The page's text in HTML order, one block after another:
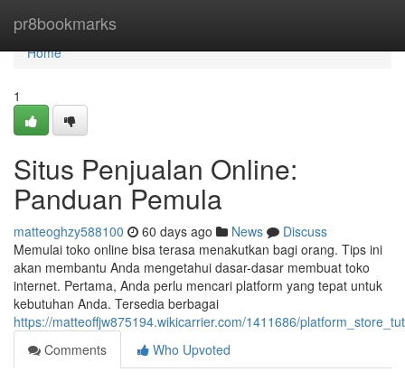
pr8bookmarks
Home
Home
1
Situs Penjualan Online:
Panduan Pemula
matteoghzy588100 60 days ago News
Discuss
Memulai toko online bisa terasa menakutkan bagi orang. Tips ini
akan membantu Anda mengetahui dasar-dasar membuat toko
internet. Pertama, Anda perlu mencari platform yang tepat untuk
kebutuhan Anda. Tersedia berbagai
https://matteoffjw875194.wikicarrier.com/1411686/
Comments
Who Upvoted